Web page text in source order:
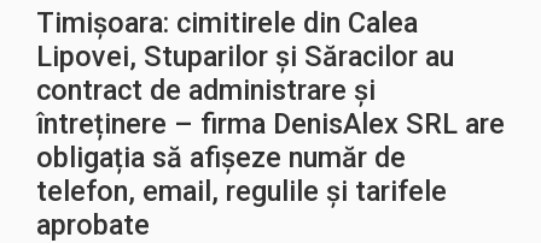
Timișoara: cimitirele din Calea
Lipovei, Stuparilor și Săracilor au
contract de administrare și
întreținere – firma DenisAlex SRL are
obligația să afișeze număr de
telefon, email, regulile și tarifele
aprobate